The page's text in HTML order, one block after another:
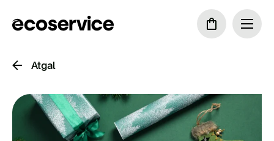
Atgal